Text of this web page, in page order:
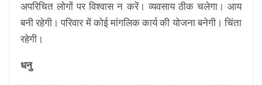
अपरिचित लोगों पर विश्वास न करें। व्यवसाय ठीक चलेगा। आय
बनी रहेगी। परिवार में कोई मांगलिक कार्य की योजना बनेगी। चिंता
रहेगी।
धनु